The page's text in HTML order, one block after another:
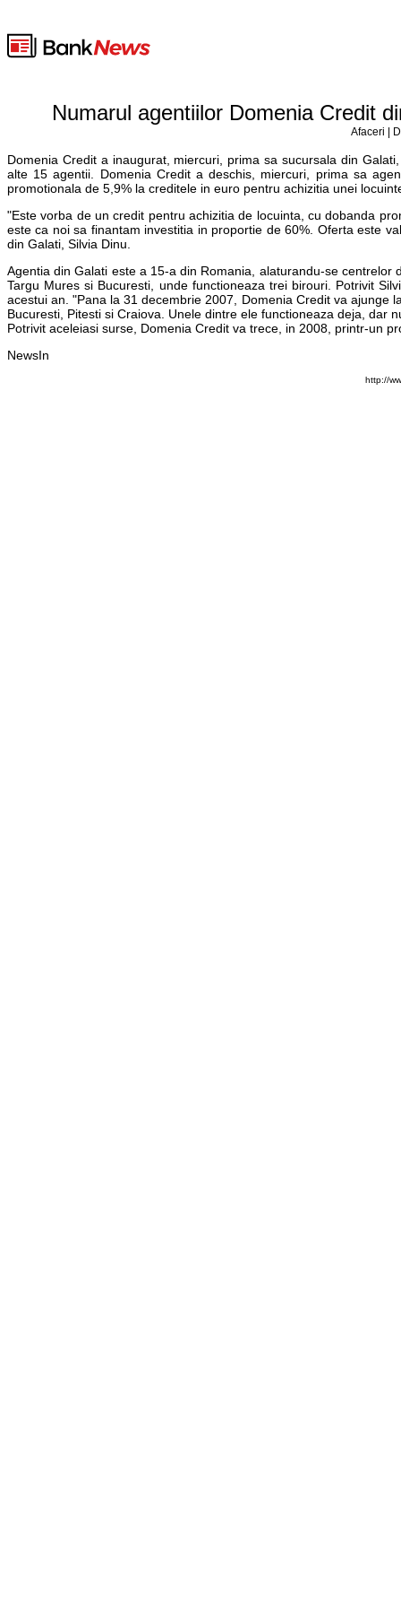
Numarul agentiilor Domenia Credit
Afaceri |
Domenia Credit a inaugurat, miercuri, prima sa sucursala din
alte 15 agentii. Domenia Credit a deschis, miercuri, prima sa
promotionala de 5,9% la creditele in euro pentru achizitia unei
"Este vorba de un credit pentru achizitia de locuinta, cu dobanda
este ca noi sa finantam investitia in proportie de 60%. Oferta este
din Galati, Silvia Dinu.
Agentia din Galati este a 15-a din Romania, alaturandu-se
Targu Mures si Bucuresti, unde functioneaza trei birouri. Potrivit
acestui an. "Pana la 31 decembrie 2007, Domenia Credit va
Bucuresti, Pitesti si Craiova. Unele dintre ele functioneaza deja, dar
Potrivit aceleiasi surse, Domenia Credit va trece, in 2008, printr-un
NewsIn
http://